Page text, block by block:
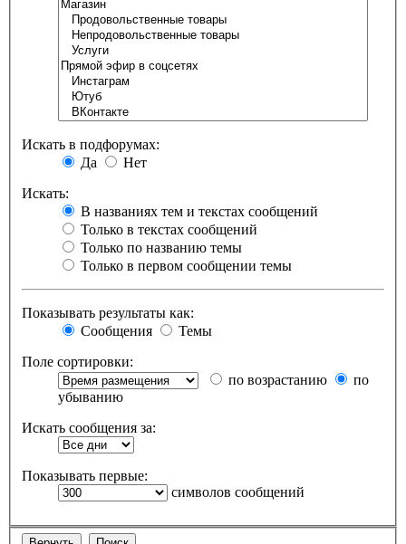
Искать в подфорумах:
Да
Нет
Искать:
В названиях тем и текстах сообщений
Только в текстах сообщений
Только по названию темы
Только в первом сообщении темы
Показывать результаты как:
Сообщения
Темы
Поле сортировки:
по возрастанию
по
убыванию
Искать сообщения за:
Показывать первые:
символов сообщений